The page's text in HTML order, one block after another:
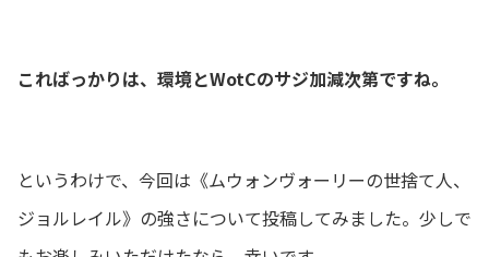
こればっかりは、環境とWotCのサジ加減次第ですね。
というわけで、今回は《ムウォンヴォーリーの世捨て人、
ジョルレイル》の強さについて投稿してみました。少しで